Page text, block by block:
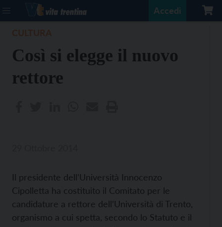
Accedi
Così si elegge il nuovo
rettore
Il presidente dell’Università Innocenzo
Cipolletta ha costituito il Comitato per le
candidature a rettore dell’Università di Trento,
organismo a cui spetta, secondo lo Statuto e il